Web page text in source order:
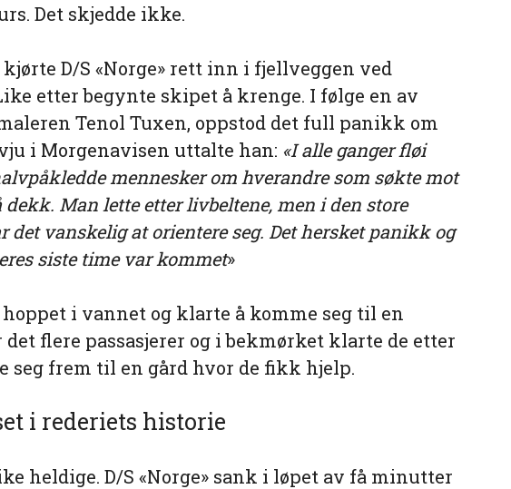
Det skjedde ikke.
D/S «Norge» rett inn i fjellveggen ved
etter begynte skipet å krenge. I følge en av
Tenol Tuxen, oppstod det full panikk om
i Morgenavisen uttalte han: «I alle ganger fløi
mennesker om hverandre som søkte mot
dekk. Man lette etter livbeltene, men i den store
det vanskelig at orientere seg. Det hersket panikk og
siste time var kommet»
i vannet og klarte å komme seg til en
det flere passasjerer og i bekmørket klarte de etter
seg frem til en gård hvor de fikk hjelp.
i rederiets historie
heldige. D/S «Norge» sank i løpet av få minutter